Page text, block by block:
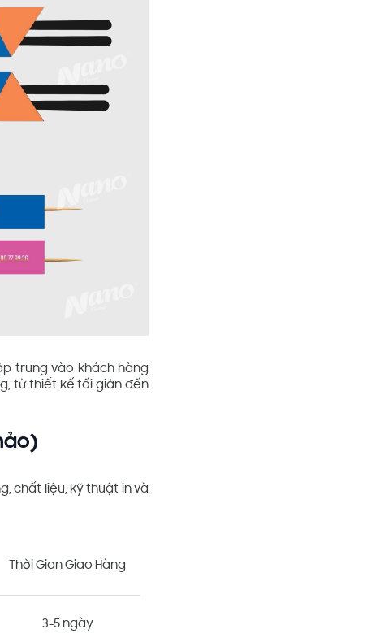
trung vào khách hàng
từ thiết kế tối giản đến
chất liệu, kỹ thuật in và
Thời Gian Giao Hàng
3-5 ngày